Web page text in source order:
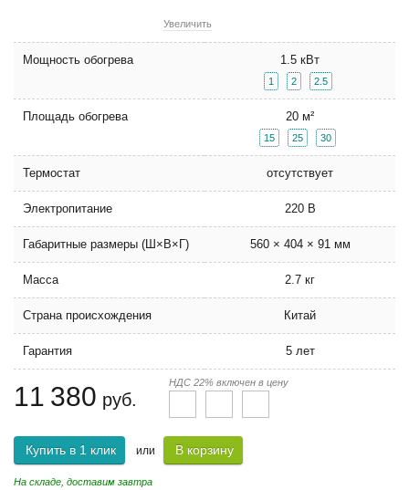
Увеличить
Мощность обогрева 1.5 кВт
1 2 2.5
Площадь обогрева 20 м²
15 25 30
Термостат отсутствует
Электропитание 220 В
Габаритные размеры (Ш×В×Г) 560 × 404 × 91 мм
Масса 2.7 кг
Страна происхождения Китай
Гарантия 5 лет
11 380 руб.
НДС 22% включен в цену
Купить в 1 клик или В корзину
На складе, доставим завтра